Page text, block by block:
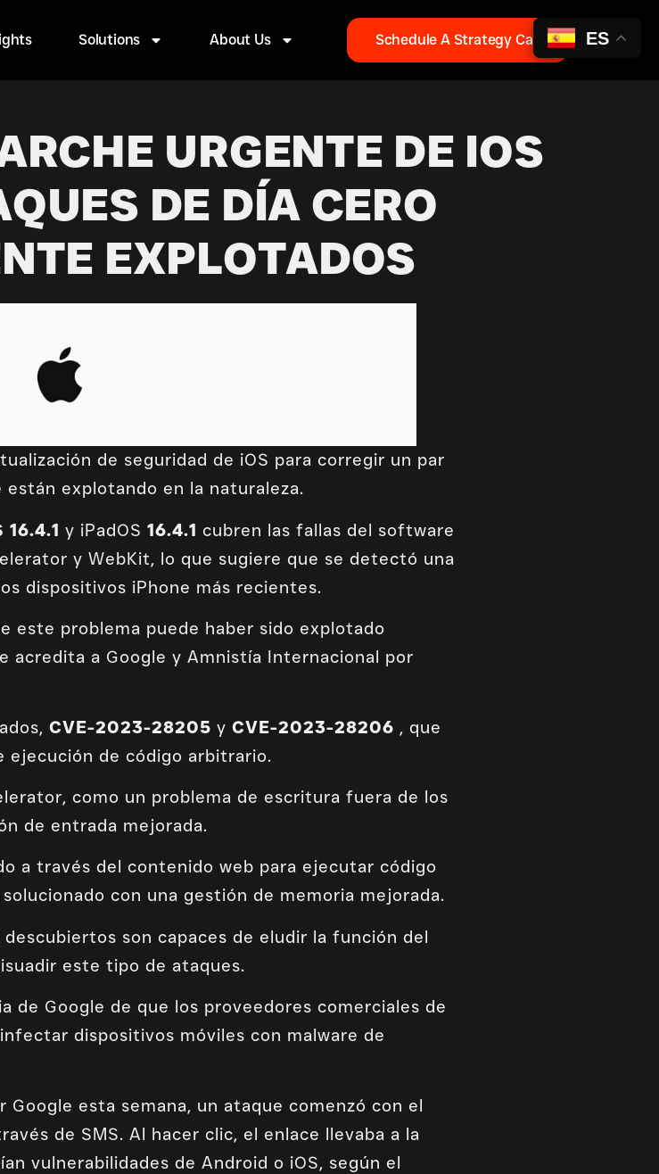
Solutions About Us Schedule A Strategy Call
URGENTE DE IOS
DE DÍA CERO
EXPLOTADOS
de seguridad de iOS para corregir un par
explotando en la naturaleza.
16.4.1 y iPadOS 16.4.1 cubren las fallas del software
y WebKit, lo que sugiere que se detectó una
dispositivos iPhone más recientes.
este problema puede haber sido explotado
acredita a Google y Amnistía Internacional por
CVE-2023-28205 y CVE-2023-28206 , que
ejecución de código arbitrario.
como un problema de escritura fuera de los
de entrada mejorada.
a través del contenido web para ejecutar código
con una gestión de memoria mejorada.
son capaces de eludir la función del
este tipo de ataques.
de Google de que los proveedores comerciales de
dispositivos móviles con malware de
Google esta semana, un ataque comenzó con el
de SMS. Al hacer clic, el enlace llevaba a la
vulnerabilidades de Android o iOS, según el
ES